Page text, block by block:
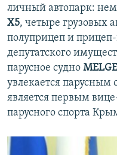
личный автопарк:
Х5, четыре грузовых
полуприцеп и
депутатского
парусное судно
увлекается парусным
является первым
парусного спорта